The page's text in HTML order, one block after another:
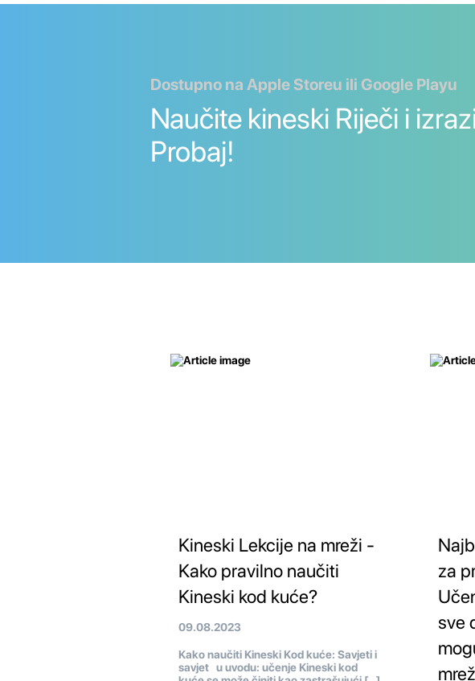
Dostupno na Apple Storeu ili Google Playu
Naučite kineski Riječi i
Probaj!
Kineski Lekcije na mreži -
Kako pravilno naučiti
Kineski kod kuće?
09.08.2023
Kako naučiti Kineski Kod kuće: Savjeti i
savjet u uvodu: učenje Kineski kod
za
sve